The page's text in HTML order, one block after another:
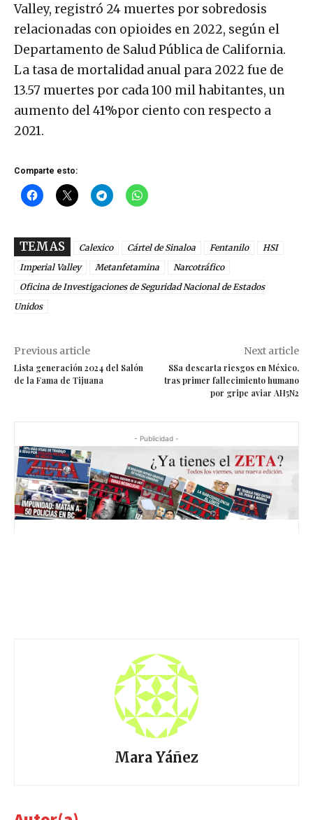
Valley, registró 24 muertes por sobredosis
relacionadas con opioides en 2022, según el
Departamento de Salud Pública de California.
La tasa de mortalidad anual para 2022 fue de
13.57 muertes por cada 100 mil habitantes, un
aumento del 41%por ciento con respecto a
2021.
Comparte esto:
TEMAS Calexico Cártel de Sinaloa Fentanilo
HSI
Imperial Valley
Metanfetamina
Narcotráfico
Oficina de Investigaciones de Seguridad Nacional de Estados
Unidos
Previous article
Lista generación 2024 del Salón
de la Fama de Tijuana
Next article
SSa descarta riesgos en México,
tras primer fallecimiento humano
por gripe aviar AH5N2
- Publicidad -
Mara Yáñez